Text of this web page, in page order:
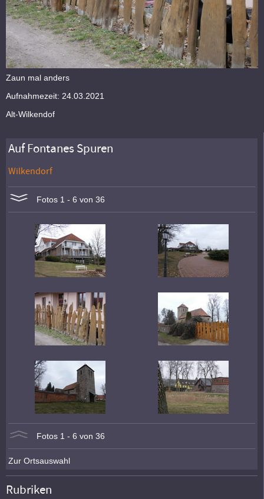
Zaun mal anders
Aufnahmezeit: 24.03.2021
Alt-Wilkendof
Auf Fontanes Spuren
Wilkendorf
Fotos 1 - 6 von 36
Fotos 1 - 6 von 36
Zur Ortsauswahl
Rubriken